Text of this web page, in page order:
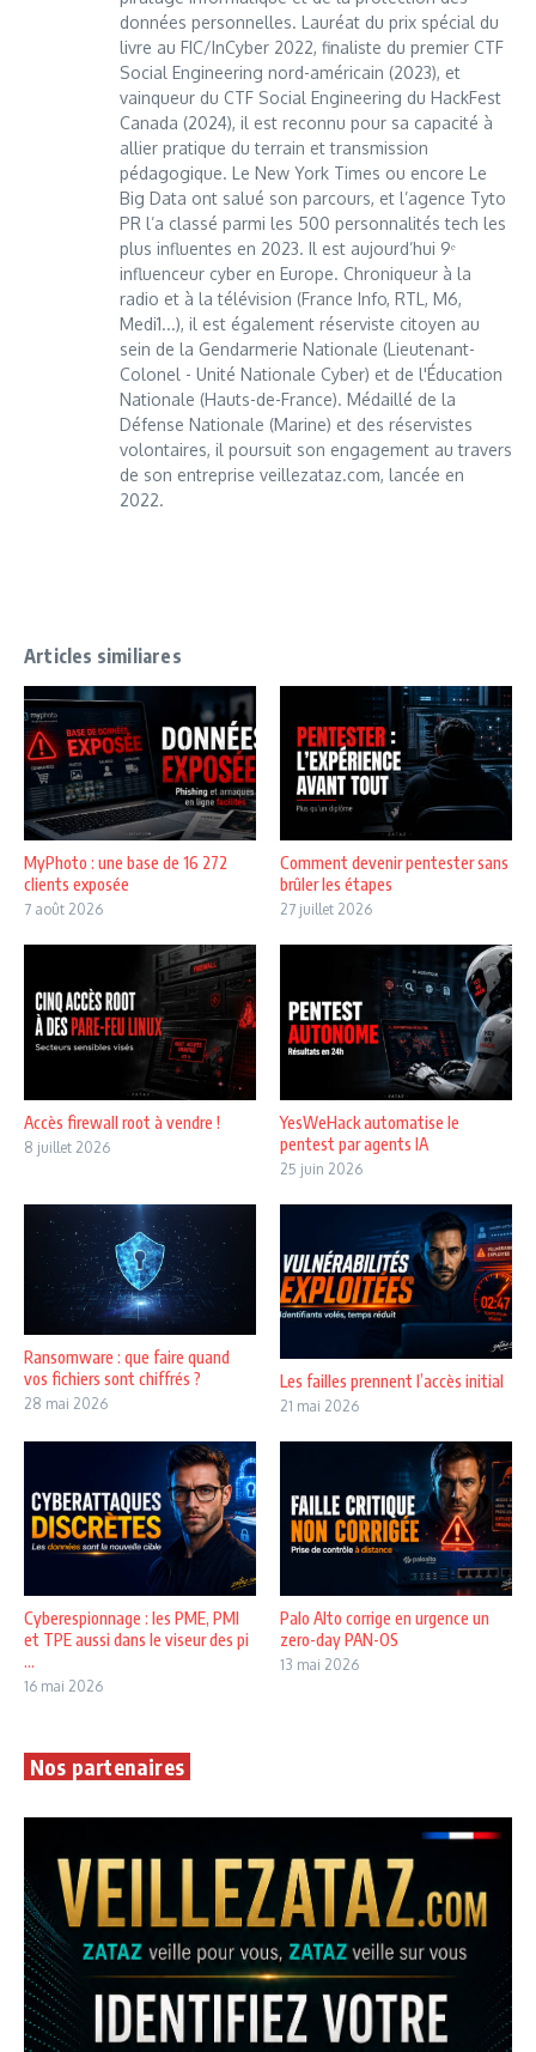
données personnelles. Lauréat du prix spécial du
livre au FIC/InCyber 2022, finaliste du premier CTF
Social Engineering nord-américain (2023), et
vainqueur du CTF Social Engineering du HackFest
Canada (2024), il est reconnu pour sa capacité à
allier pratique du terrain et transmission
pédagogique. Le New York Times ou encore Le
Big Data ont salué son parcours, et l’agence Tyto
PR l’a classé parmi les 500 personnalités tech les
plus influentes en 2023. Il est aujourd’hui 9ᵉ
influenceur cyber en Europe. Chroniqueur à la
radio et à la télévision (France Info, RTL, M6,
Medi1...), il est également réserviste citoyen au
sein de la Gendarmerie Nationale (Lieutenant-
Colonel - Unité Nationale Cyber) et de l'Éducation
Nationale (Hauts-de-France). Médaillé de la
Défense Nationale (Marine) et des réservistes
volontaires, il poursuit son engagement au travers
de son entreprise veillezataz.com, lancée en
2022.
Articles similiares
MyPhoto : une base de 16 272
clients exposée
7 août 2026
Comment devenir pentester sans
brûler les étapes
27 juillet 2026
Accès firewall root à vendre !
8 juillet 2026
YesWeHack automatise le
pentest par agents IA
25 juin 2026
Ransomware : que faire quand
vos fichiers sont chiffrés ?
28 mai 2026
Les failles prennent l’accès initial
21 mai 2026
Cyberespionnage : les PME, PMI
et TPE aussi dans le viseur des pi
...
16 mai 2026
Palo Alto corrige en urgence un
zero-day PAN-OS
13 mai 2026
Nos partenaires